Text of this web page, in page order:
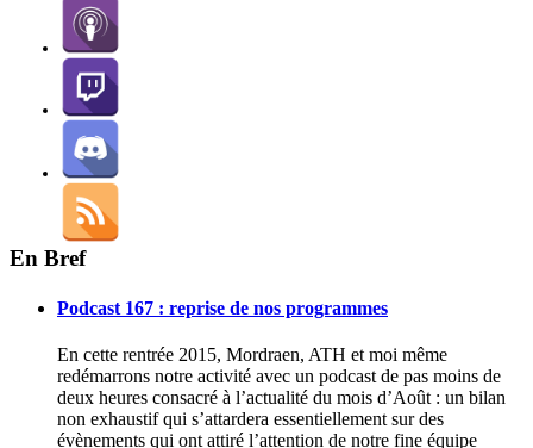
En Bref
Podcast 167 : reprise de nos programmes
En cette rentrée 2015, Mordraen, ATH et moi même
redémarrons notre activité avec un podcast de pas moins de
deux heures consacré à l’actualité du mois d’Août : un bilan
non exhaustif qui s’attardera essentiellement sur des
évènements qui ont attiré l’attention de notre fine équipe